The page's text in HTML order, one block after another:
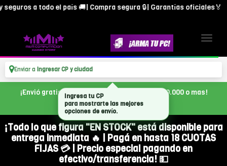
a todo el país 🚚| Compra segura 🔒| Garantías oficiales🏅
Enviar a Ingresar CP y ciudad
¡Envió gratis en CABA, con tu compra de $300.000 o mas!
¡Todo lo que figura "EN STOCK" está disponible para
entrega inmediata 🔥 | Pagá en hasta 18 CUOTAS
FIJAS 💳 | Precio especial pagando en
efectivo/transferencia! 💵
Ingresa tu CP
para mostrarte las mejores
opciones de envío.